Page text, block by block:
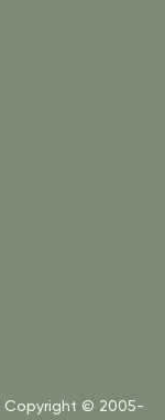
Copyright © 2005-